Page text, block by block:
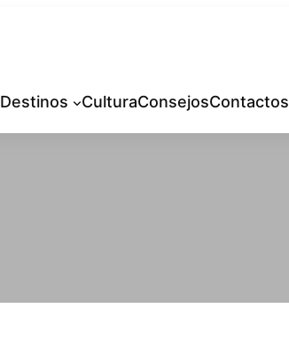
Destinos CulturaConsejosContactos